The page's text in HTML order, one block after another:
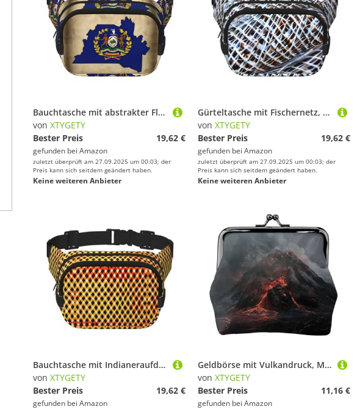
Bauchtasche mit abstrakter Flagge von Kentucky, Map02, für Damen und Herren, mit verstellbarem Gurt, für Reisen, Wandern, Radfahren
von XTYGETY
Bester Preis
19,62 €
gefunden bei Amazon
zuletzt überprüft am 27.09.2025 um 00:03; der
Preis kann sich seitdem geändert haben.
Keine weiteren Anbieter
Gürteltasche mit Fischernetz, Muscheldruck, für Damen und Herren, Hüfttasche mit verstellbarem Riemen für Reisen, Wandern, Radfahren
von XTYGETY
Bester Preis
19,62 €
gefunden bei Amazon
zuletzt überprüft am 27.09.2025 um 00:03; der
Preis kann sich seitdem geändert haben.
Keine weiteren Anbieter
Bauchtasche mit Indianeraufdruck, für Damen und Herren, mit verstellbarem Gurt, für Reisen, Wandern, Radfahren
von XTYGETY
Bester Preis
19,62 €
gefunden bei Amazon
Geldbörse mit Vulkandruck, Münzgeldbörse, kleine Taschen mit Kussschloss, für Münzen, Karten, kleine Gegenstände
von XTYGETY
Bester Preis
11,16 €
gefunden bei Amazon